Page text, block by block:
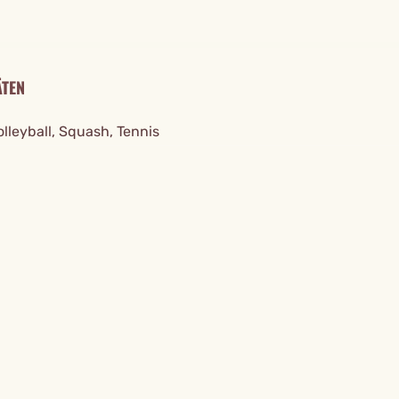
Squash, Tennis